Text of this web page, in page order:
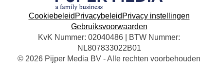
Cookiebeleid Privacybeleid Privacy instellingen
Gebruiksvoorwaarden
KvK Nummer: 02040486 | BTW Nummer:
NL807833022B01
© 2026 Pijper Media BV - Alle rechten voorbehouden